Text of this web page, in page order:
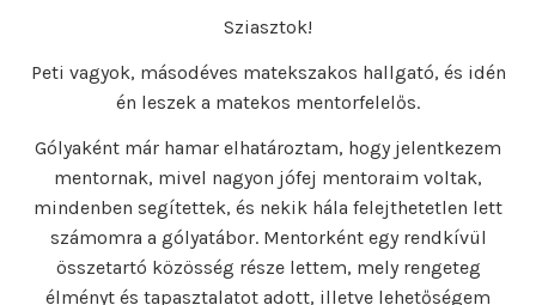
Sziasztok!
Peti vagyok, másodéves matekszakos hallgató, és idén
én leszek a matekos mentorfelelős.
Gólyaként már hamar elhatároztam, hogy jelentkezem
mentornak, mivel nagyon jófej mentoraim voltak,
mindenben segítettek, és nekik hála felejthetetlen lett
számomra a gólyatábor. Mentorként egy rendkívül
összetartó közösség része lettem, mely rengeteg
élményt és tapasztalatot adott, illetve lehetőségem